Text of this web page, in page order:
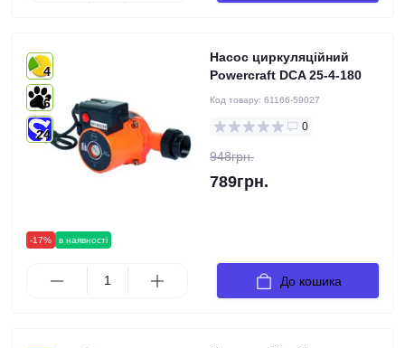
-17% в наявності
4
6
24
Насос циркуляційний
Powercraft DCA 25-4-180
Код товару: 61166-59027
0
948грн.
789грн.
До кошика